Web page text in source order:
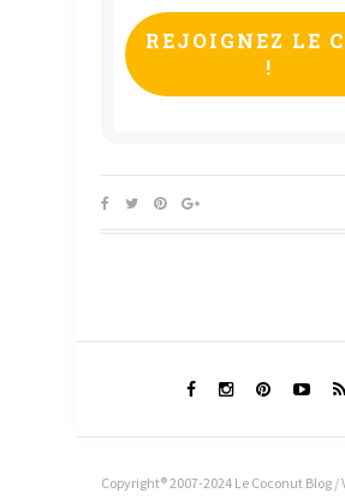
*
Copyright® 2007-2024 Le Coconut Blog